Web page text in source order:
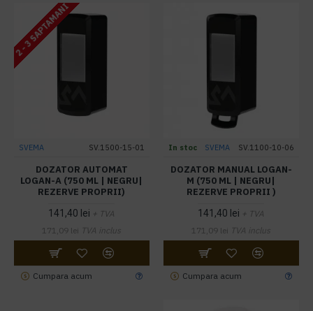
2 - 3 SAPTAMANI
SVEMA SV.1500-15-01
DOZATOR AUTOMAT
LOGAN-A (750 ML | NEGRU|
REZERVE PROPRII)
141,40 lei + TVA
171,09 lei TVA inclus
Cumpara acum
In stoc SVEMA SV.1100-10-06
DOZATOR MANUAL LOGAN-
M (750 ML | NEGRU|
REZERVE PROPRII )
141,40 lei + TVA
171,09 lei TVA inclus
Cumpara acum